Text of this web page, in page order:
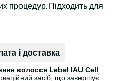
процедур. Підходить для
і доставка
волосся Lebel IAU Cell
засіб, що завершує